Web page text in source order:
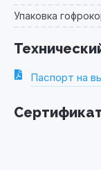
Упаковка
Паспорт на